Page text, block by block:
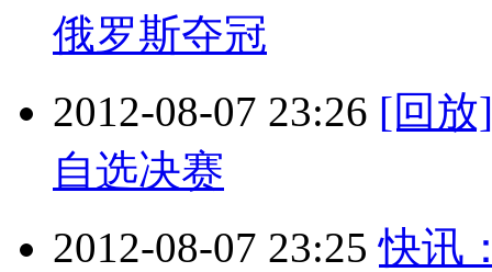
俄罗斯夺冠
2012-08-07 23:26 [回放
自选决赛
2012-08-07 23:25 快讯